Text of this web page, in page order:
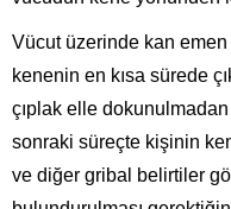
Vücut üzerinde kan
kenenin en kısa sürede
çıplak elle dokunulmadan
sonraki süreçte kişinin
ve diğer gribal belirtiler